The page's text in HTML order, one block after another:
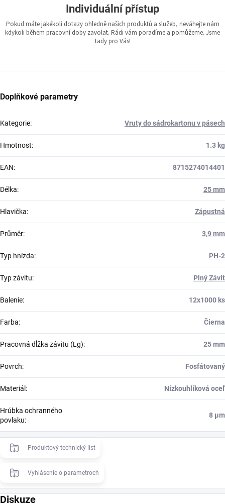
Individuální přístup
Pokud máte jakékoli dotazy ohledně našich produktů a služeb, neváhejte nám
kdykoli během pracovní doby zavolat. Rádi vám poradíme a pomůžeme. Jsme
tady pro Vás!
Doplňkové parametry
Kategorie: Vruty do sádrokartonu v pásech
Hmotnost: 1.3 kg
EAN: 8715274014401
Délka: 25 mm
Hlavička: Zápustná
Průměr: 3,9 mm
Typ hnízda: PH-2
Typ závitu: Plný Závit
Balenie: 12x1000 ks
Farba: Čierna
Pracovná dĺžka závitu (Lg): 25 mm
Povrch: Fosfátovaný
Materiál : Nízkouhlíková oceľ
Hrúbka ochranného
povlaku:
8 μm
Produktový technický list
Vyhlásenie o parametroch
Diskuze